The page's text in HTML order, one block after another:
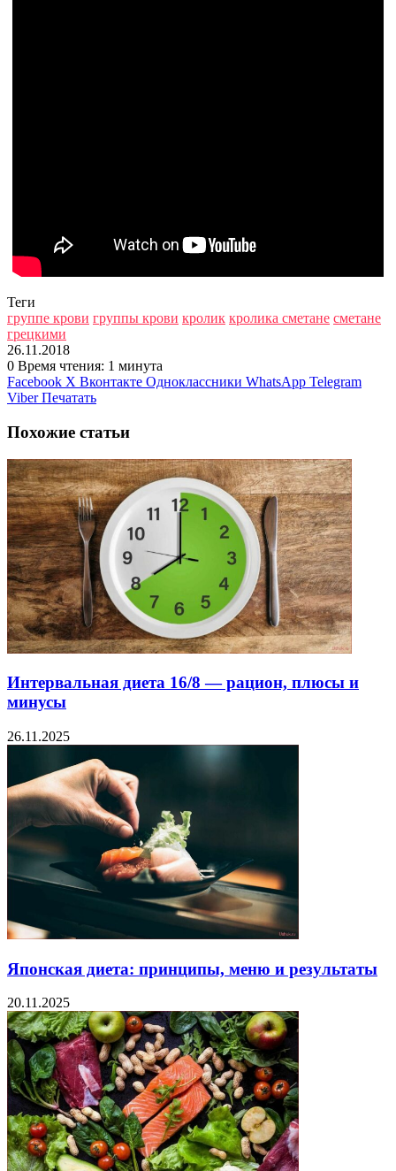
Теги
группе крови группы крови кролик кролика сметане сметане
грецкими
26.11.2018
0 Время чтения: 1 минута
Facebook X Вконтакте Одноклассники WhatsApp Telegram
Viber Печатать
Похожие статьи
Интервальная диета 16/8 — рацион, плюсы и
минусы
26.11.2025
Японская диета: принципы, меню и результаты
20.11.2025